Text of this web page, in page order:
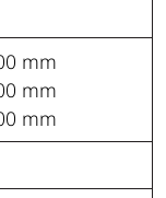
mm
mm
mm